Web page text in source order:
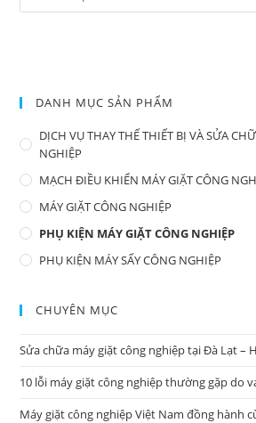
DANH MỤC SẢN PHẨM
DỊCH VỤ THAY THẾ THIẾT BỊ VÀ SỬA
NGHIỆP
MẠCH ĐIỀU KHIỂN MÁY GIẶT CÔNG
MÁY GIẶT CÔNG NGHIỆP
PHỤ KIỆN MÁY GIẶT CÔNG NGHIỆP
PHỤ KIỆN MÁY SẤY CÔNG NGHIỆP
CHUYÊN MỤC
Sửa chữa máy giặt công nghiệp tại Đà Lạt –
10 lỗi máy giặt công nghiệp thường gặp do
Máy giặt công nghiệp Việt Nam đồng hành